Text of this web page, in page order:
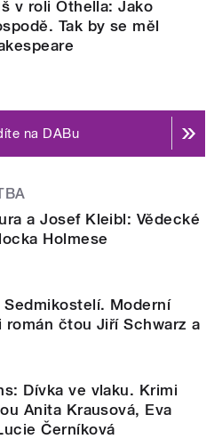
v roli Othella: Jako
Tak by se měl
na DABu
a Josef Kleibl: Vědecké
Holmese
Sedmikostelí. Moderní
čtou Jiří Schwarz a
Dívka ve vlaku. Krimi
Anita Krausová, Eva
Černíková